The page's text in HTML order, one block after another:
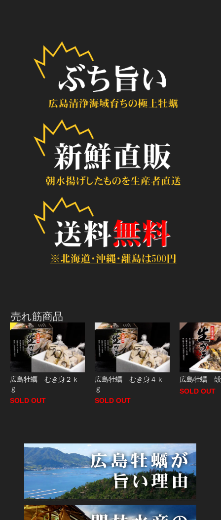
売れ筋商品
広島牡蠣 むき身２ｋ
ｇ
SOLD OUT
広島牡蠣 むき身４ｋ
ｇ
SOLD OUT
広島牡蠣 殻
SOLD OUT